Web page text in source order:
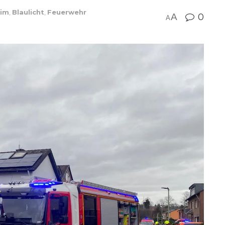
Blaulicht Feuerwehr
AA 0